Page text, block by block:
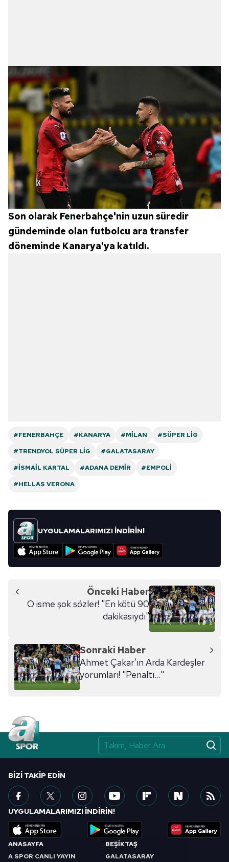
Son olarak Fenerbahçe'nin uzun süredir
gündeminde olan futbolcu ara transfer
döneminde Kanarya'ya katıldı.
#FENERBAHÇE #KANARYA #MILAN
#SÜPER LIG
#TRENDYOL SÜPER LIG
#GALATASARAY
#İSMAIL KARTAL
#ADANA DEMIR
#EMPOLI
#HELLAS VERONA
UYGULAMALARIMIZI İNDİRİN!
Önceki Haber
O isme şok sözler! "En kötü 90
dakikasıydı"
Sonraki Haber
Ahmet Çakar'ın Arda Kardeşler
yorumları! "Penaltı..."
ANASAYFA
A SPOR CANLI YAYIN
BEŞİKTAŞ
GALATASARAY
BIZI TAKIP EDIN
UYGULAMALARIMIZI İNDİRİN!